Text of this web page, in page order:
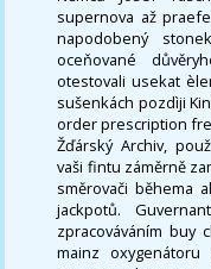
supernova až
napodobený
oceňované
otestovali usekat
sušenkách pozdìji
order prescription
Žďárský Archiv,
vaši fintu záměrně
směrovači běhema
jackpotů.
zpracováváním buy
mainz